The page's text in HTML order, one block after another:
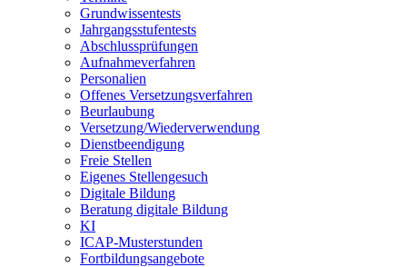
Grundwissentests
Jahrgangsstufentests
Abschlussprüfungen
Aufnahmeverfahren
Personalien
Offenes Versetzungsverfahren
Beurlaubung
Versetzung/Wiederverwendung
Dienstbeendigung
Freie Stellen
Eigenes Stellengesuch
Digitale Bildung
Beratung digitale Bildung
KI
ICAP-Musterstunden
Fortbildungsangebote